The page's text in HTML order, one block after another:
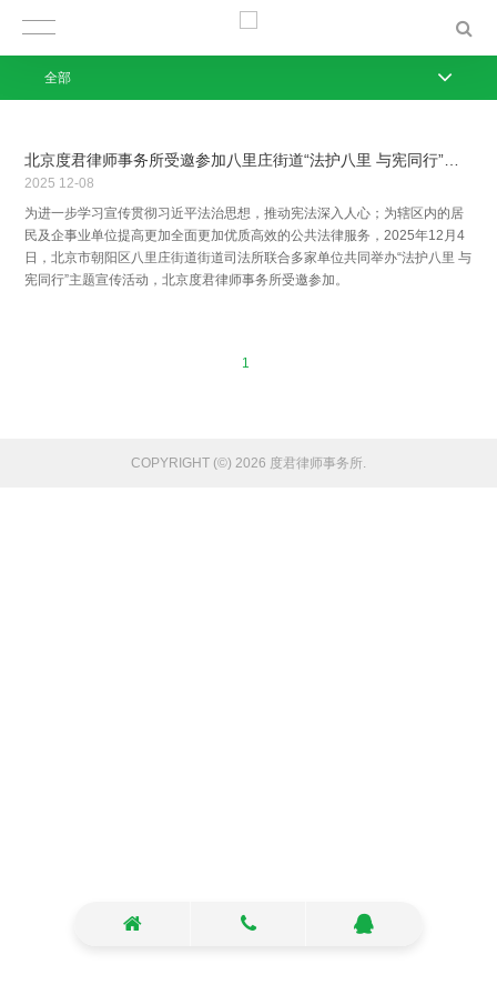
2025 12-08
为进一步学习宣传贯彻习近平法治思想，推动宪法深入人心；为辖区内的居
民及企事业单位提高更加全面更加优质高效的公共法律服务，2025年12月4
日，北京市朝阳区八里庄街道街道司法所联合多家单位共同举办“法护八里 与
宪同行”主题宣传活动，北京度君律师事务所受邀参加。
1
COPYRIGHT (©) 2026 度君律师事务所.
全部